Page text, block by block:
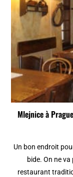
Mlejnice à
Un bon endroit
bide. On ne
restaurant